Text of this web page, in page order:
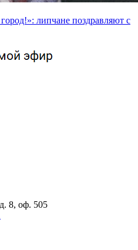
липчане поздравляют с
8, оф. 505